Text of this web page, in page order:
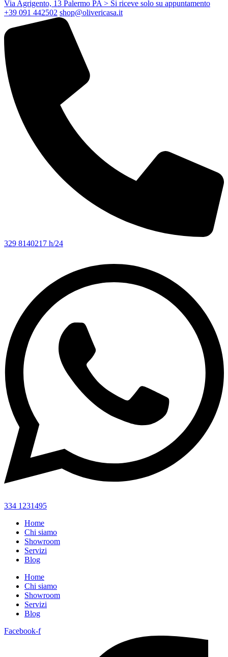
Via Agrigento, 13 Palermo PA > Si riceve solo su appuntamento
+39 091 442502 shop@olivericasa.it
329 8140217 h/24
334 1231495
Home
Chi siamo
Showroom
Servizi
Blog
Home
Chi siamo
Showroom
Servizi
Blog
Facebook-f